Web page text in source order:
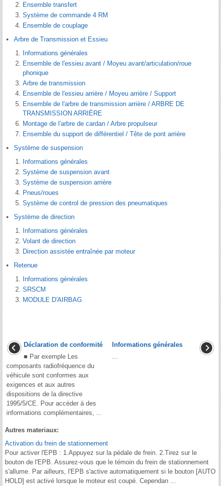
Ensemble transfert
Système de commande 4 RM
Ensemble de couplage
Arbre de Transmission et Essieu
Informations générales
Ensemble de l′essieu avant / Moyeu avant/articulation/roue
phonique
Arbre de transmission
Ensemble de l′essieu arrière / Moyeu arrière / Support
Ensemble de l′arbre de transmission arrière / ARBRE DE
TRANSMISSION ARRIÈRE
Montage de l′arbre de cardan / Arbre propulseur
Ensemble du support de différentiel / Tête de pont arrière
Système de suspension
Informations générales
Système de suspension avant
Système de suspension arrière
Pneus/roues
Système de control de pression des pneumatiques
Système de direction
Informations générales
Volant de direction
Direction assistée entraînée par moteur
Retenue
Informations générales
SRSCM
MODULE D′AIRBAG
Déclaration de conformité
■ Par exemple Les
composants radiofréquence du
véhicule sont conformes aux
exigences et aux autres
dispositions de la directive
1995/5/CE. Pour accéder à des
informations complémentaires, ...
Informations générales
Autres materiaux:
Activation du frein de stationnement
Pour activer l'EPB : 1.Appuyez sur la pédale de frein. 2.Tirez sur le
bouton de l'EPB. Assurez-vous que le témoin du frein de stationnement
s'allume. Par ailleurs, l'EPB s'active automatiquement si le bouton [AUTO
HOLD] est activé lorsque le moteur est coupé. Cependan ...